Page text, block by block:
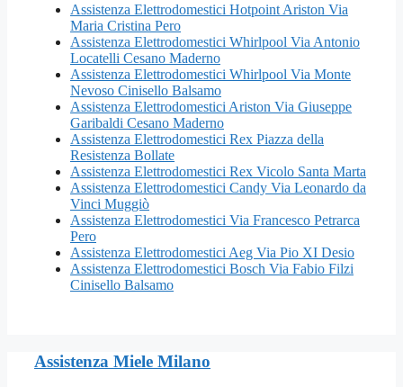
Assistenza Elettrodomestici Hotpoint Ariston Via
Maria Cristina Pero
Assistenza Elettrodomestici Whirlpool Via Antonio
Locatelli Cesano Maderno
Assistenza Elettrodomestici Whirlpool Via Monte
Nevoso Cinisello Balsamo
Assistenza Elettrodomestici Ariston Via Giuseppe
Garibaldi Cesano Maderno
Assistenza Elettrodomestici Rex Piazza della
Resistenza Bollate
Assistenza Elettrodomestici Rex Vicolo Santa Marta
Assistenza Elettrodomestici Candy Via Leonardo da
Vinci Muggiò
Assistenza Elettrodomestici Via Francesco Petrarca
Pero
Assistenza Elettrodomestici Aeg Via Pio XI Desio
Assistenza Elettrodomestici Bosch Via Fabio Filzi
Cinisello Balsamo
Assistenza Miele Milano